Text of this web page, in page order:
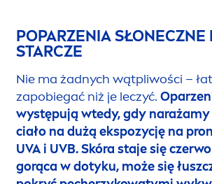
POPARZENIA SŁONECZNE
STARCZE
Nie ma żadnych wątpliwości –
zapobiegać niż je leczyć.
występują wtedy, gdy
ciało na dużą ekspozycję na
UVA i UVB.Skóra staje się
gorąca w dotyku, może się